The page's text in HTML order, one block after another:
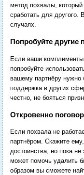
метод похвалы,
сработать для другого.
случаях.
Попробуйте другие
Если ваши
попробуйте
вашему партнёру
поддержка в других
честно, не бояться
Откровенно
Если похвала не
партнёром. Скажите
достоинства, но пока
может помочь удалить
образом вы сможете